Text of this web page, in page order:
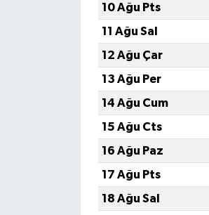
10 Ağu Pts
11 Ağu Sal
12 Ağu Çar
13 Ağu Per
14 Ağu Cum
15 Ağu Cts
16 Ağu Paz
17 Ağu Pts
18 Ağu Sal